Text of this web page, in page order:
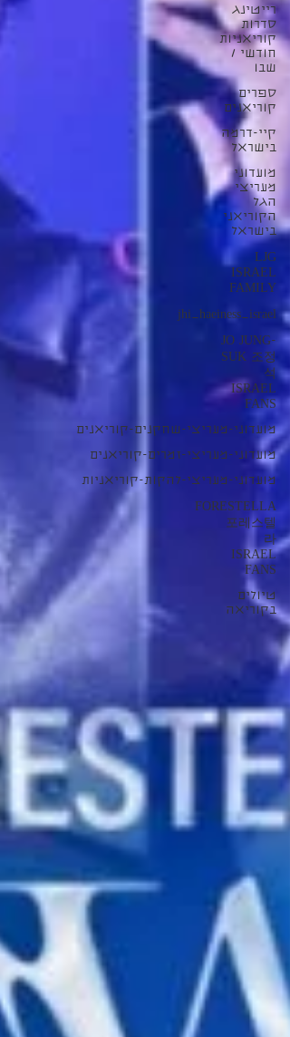
רייטינג
סדרות
קוריאניות
חודשי /
שבו
ספרים
קוריאנים
קיי-דרמה
בישראל
מועדוני
מעריצי
הגל
הקוריאני
בישראל
LJG
ISRAEL
FAMILY
jhi_haeiness_israel
JO JUNG-
SUK 조정
석
ISRAEL
FANS
מועדוני-מעריצי-שחקנים-קוריאנים
מועדוני-מעריצי-זמרים-קוריאנים
מועדוני-מעריצי-להקות-קוריאניות
FORESTELLA
포레스텔
라
ISRAEL
FANS
טיולים
בקוריאה